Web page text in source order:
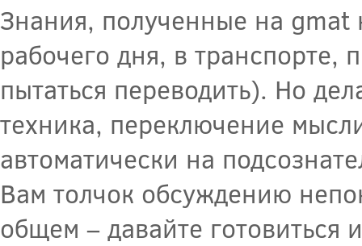
Знания, полученные на gmat
рабочего дня, в
пытаться переводить). Но
техника, переключение
автоматически на
Вам толчок обсуждению
общем – давайте готовиться